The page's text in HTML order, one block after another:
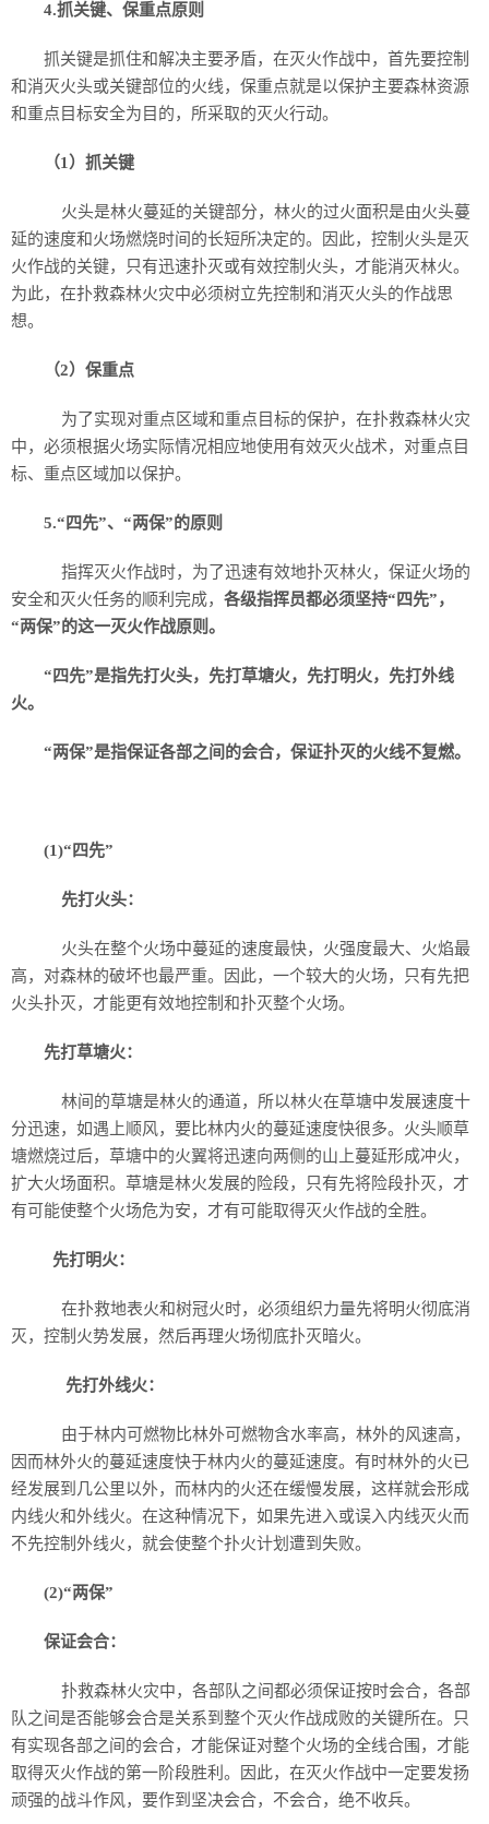
4.抓关键、保重点原则
抓关键是抓住和解决主要矛盾，在灭火作战中，首先要控制
和消灭火头或关键部位的火线，保重点就是以保护主要森林资源
和重点目标安全为目的，所采取的灭火行动。
（1）抓关键
火头是林火蔓延的关键部分，林火的过火面积是由火头蔓
延的速度和火场燃烧时间的长短所决定的。因此，控制火头是灭
火作战的关键，只有迅速扑灭或有效控制火头，才能消灭林火。
为此，在扑救森林火灾中必须树立先控制和消灭火头的作战思
想。
（2）保重点
为了实现对重点区域和重点目标的保护，在扑救森林火灾
中，必须根据火场实际情况相应地使用有效灭火战术，对重点目
标、重点区域加以保护。
5.“四先”、“两保”的原则
指挥灭火作战时，为了迅速有效地扑灭林火，保证火场的
安全和灭火任务的顺利完成， 各级指挥员都必须坚持“四先”，
“两保”的这一灭火作战原则。
“四先”是指先打火头，先打草塘火，先打明火，先打外线
火。
“两保”是指保证各部之间的会合，保证扑灭的火线不复燃。
(1)“四先”
先打火头：
火头在整个火场中蔓延的速度最快，火强度最大、火焰最
高，对森林的破坏也最严重。因此，一个较大的火场，只有先把
火头扑灭，才能更有效地控制和扑灭整个火场。
先打草塘火：
林间的草塘是林火的通道，所以林火在草塘中发展速度十
分迅速，如遇上顺风，要比林内火的蔓延速度快很多。火头顺草
塘燃烧过后，草塘中的火翼将迅速向两侧的山上蔓延形成冲火，
扩大火场面积。草塘是林火发展的险段，只有先将险段扑灭，才
有可能使整个火场危为安，才有可能取得灭火作战的全胜。
先打明火：
在扑救地表火和树冠火时，必须组织力量先将明火彻底消
灭，控制火势发展，然后再理火场彻底扑灭暗火。
先打外线火：
由于林内可燃物比林外可燃物含水率高，林外的风速高，
因而林外火的蔓延速度快于林内火的蔓延速度。有时林外的火已
经发展到几公里以外，而林内的火还在缓慢发展，这样就会形成
内线火和外线火。在这种情况下，如果先进入或误入内线灭火而
不先控制外线火，就会使整个扑火计划遭到失败。
(2)“两保”
保证会合：
扑救森林火灾中，各部队之间都必须保证按时会合，各部
队之间是否能够会合是关系到整个灭火作战成败的关键所在。只
有实现各部之间的会合，才能保证对整个火场的全线合围，才能
取得灭火作战的第一阶段胜利。因此，在灭火作战中一定要发扬
顽强的战斗作风，要作到坚决会合，不会合，绝不收兵。